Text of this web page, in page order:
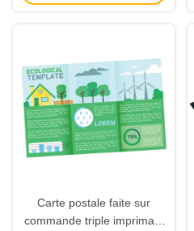
Carte postale faite sur
commande triple imprimant